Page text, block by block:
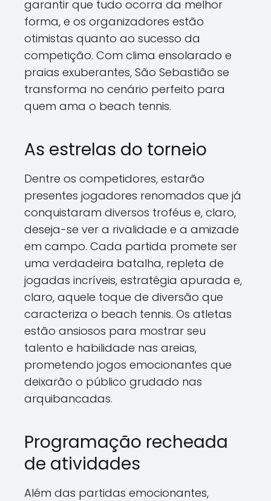
garantir que tudo ocorra da melhor
forma, e os organizadores estão
otimistas quanto ao sucesso da
competição. Com clima ensolarado e
praias exuberantes, São Sebastião se
transforma no cenário perfeito para
quem ama o beach tennis.
As estrelas do torneio
Dentre os competidores, estarão
presentes jogadores renomados que já
conquistaram diversos troféus e, claro,
deseja-se ver a rivalidade e a amizade
em campo. Cada partida promete ser
uma verdadeira batalha, repleta de
jogadas incríveis, estratégia apurada e,
claro, aquele toque de diversão que
caracteriza o beach tennis. Os atletas
estão ansiosos para mostrar seu
talento e habilidade nas areias,
prometendo jogos emocionantes que
deixarão o público grudado nas
arquibancadas.
Programação recheada
de atividades
Além das partidas emocionantes,